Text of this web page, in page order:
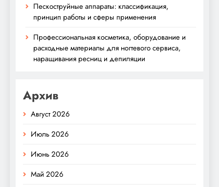
Пескоструйные аппараты: классификация,
принцип работы и сферы применения
Профессиональная косметика, оборудование и
расходные материалы для ногтевого сервиса,
наращивания ресниц и депиляции
Архив
Август 2026
Июль 2026
Июнь 2026
Май 2026